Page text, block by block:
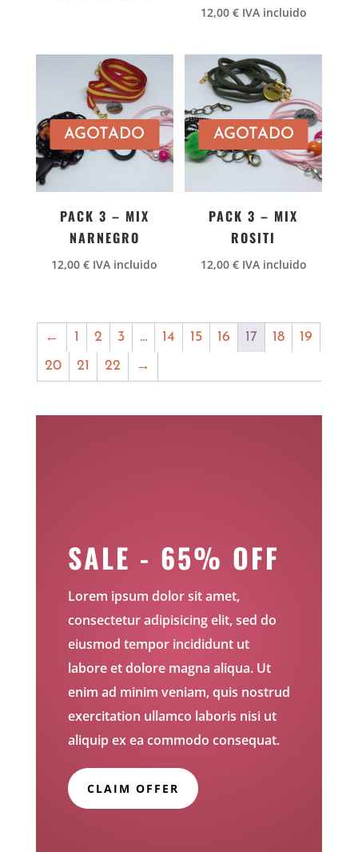
12,00 € IVA incluido
PACK 3 – MIX
NARNEGRO
12,00€ IVA incluido
AGOTADO
PACK 3 – MIX
ROSITI
12,00 € IVA incluido
AGOTADO
← 1 2 3 … 14 15 16 17 18
19
20
21 22 →
SALE - 65% OFF
Lorem ipsum dolor sit amet,
consectetur adipisicing elit, sed do
eiusmod tempor incididunt ut
labore et dolore magna aliqua. Ut
enim ad minim veniam, quis nostrud
exercitation ullamco laboris nisi ut
aliquip ex ea commodo consequat.
CLAIM OFFER